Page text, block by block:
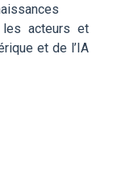
les acteurs et
et de l’IA